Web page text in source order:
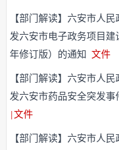
【部门解读】六安市人
发六安市电子政务项目建
年修订版）的通知 文件
【部门解读】六安市人
发六安市药品安全突发事
|文件
【部门解读】六安市人